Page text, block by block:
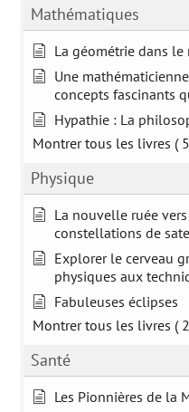
Mathématiques
La géométrie dans
Une
concepts fascinants
Hypathie : La
Montrer tous les livres (
Physique
La nouvelle ruée
constellations de
Explorer le cerveau
physiques aux
Fabuleuses éclipses
Montrer tous les livres (
Santé
Les Pionnières de la